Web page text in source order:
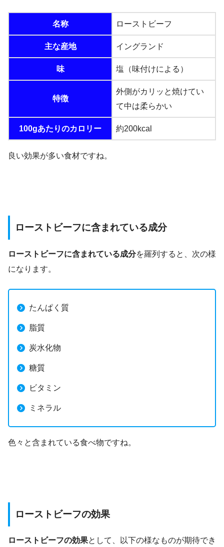
名称 ローストビーフ
主な産地 イングランド
味 塩（味付けによる）
特徴
外側がカリッと焼けてい
て中は柔らかい
100gあたりのカロリー 約200kcal
良い効果が多い食材ですね。
ローストビーフに含まれている成分
ローストビーフに含まれている成分を羅列すると、次の様
になります。
たんぱく質
脂質
炭水化物
糖質
ビタミン
ミネラル
色々と含まれている食べ物ですね。
ローストビーフの効果
ローストビーフの効果として、以下の様なものが期待でき